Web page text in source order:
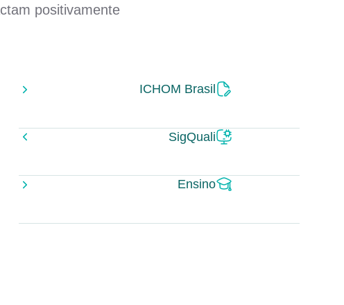
positivamente
ICHOM Brasil
SigQuali
Ensino